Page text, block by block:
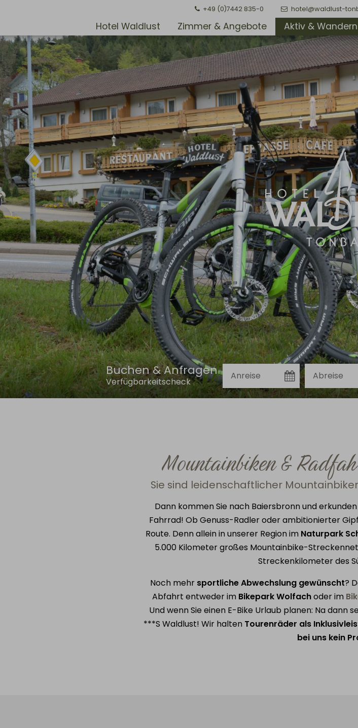
+49 (0)7442 835-0 hotel@waldlust-
Hotel Waldlust Zimmer & Angebote Aktiv &
Buchen & Anfragen
Verfügbarkeitscheck
Mountainbiken &
Sie sind leidenschaftlicher
Dann kommen Sie nach Baiersbronn und
Fahrrad! Ob Genuss-Radler oder ambitionierter
Route. Denn allein in unserer Region im Naturpark
5.000 Kilometer großes Mountainbike-
Streckenkilometer des
Noch mehr sportliche Abwechslung gewünscht?
Abfahrt entweder im Bikepark Wolfachoder im
Und wenn Sie einen E-Bike Urlaub planen: Na dann
***S Waldlust! Wir halten Tourenräder als
bei uns kein